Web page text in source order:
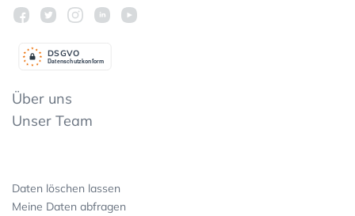
Datenschutzkonform
DSGVO
Über uns
Unser Team
Daten löschen lassen
Meine Daten abfragen